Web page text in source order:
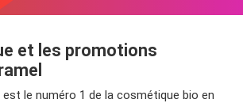
et les promotions
est le numéro 1 de la cosmétique bio en